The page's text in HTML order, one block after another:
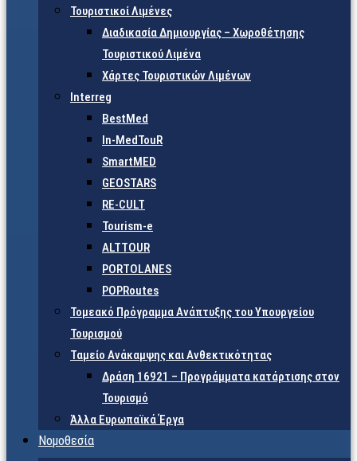
Τουριστικοί Λιμένες
Διαδικασία Δημιουργίας – Χωροθέτησης
Τουριστικού Λιμένα
Χάρτες Τουριστικών Λιμένων
Interreg
BestMed
In-MedTouR
SmartMED
GEOSTARS
RE-CULT
Tourism-e
ALTTOUR
PORTOLANES
POPRoutes
Τομεακό Πρόγραμμα Ανάπτυξης του Υπουργείου
Τουρισμού
Ταμείο Ανάκαμψης και Ανθεκτικότητας
Δράση 16921 – Προγράμματα κατάρτισης στον
Τουρισμό
Άλλα Ευρωπαϊκά Έργα
Νομοθεσία